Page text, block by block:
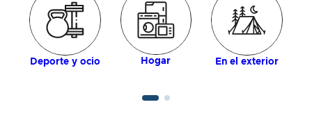
Deporte y ocio Hogar En el exterior